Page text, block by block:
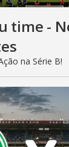
time -
na Série B!